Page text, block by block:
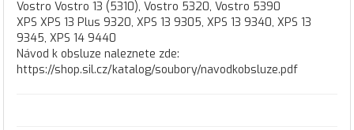
Vostro Vostro 13 (5310), Vostro 5320, Vostro 5390
XPS XPS 13 Plus 9320, XPS 13 9305, XPS 13 9340, XPS 13
9345, XPS 14 9440
Návod k obsluze naleznete zde:
https://shop.sil.cz/katalog/soubory/navodkobsluze.pdf